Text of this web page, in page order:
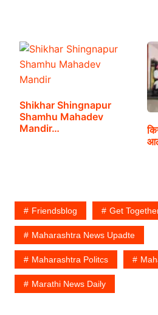
Shikhar Shingnapur
Shamhu Mahadev
Mandir…
Friendsblog Get
Maharashtra News Upadte
Maharashtra Politcs
Marathi News Daily